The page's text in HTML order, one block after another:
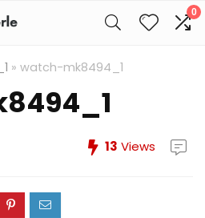
0
» watch-mk8494_1
13 Views